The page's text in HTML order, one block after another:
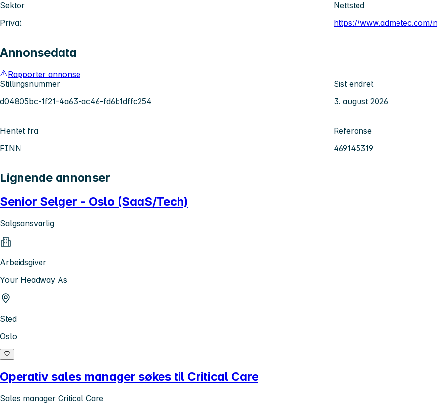
Sektor
Privat
Nettsted
https://www.admetec.com/
Annonsedata
Rapporter annonse
Stillingsnummer
d04805bc-1f21-4a63-ac46-fd6b1dffc254
Sist endret
3. august 2026
Hentet fra
FINN
Referanse
469145319
Lignende annonser
Senior Selger - Oslo (SaaS/Tech)
Salgsansvarlig
Arbeidsgiver
Your Headway As
Sted
Oslo
Operativ sales manager søkes til Critical Care
Sales manager Critical Care